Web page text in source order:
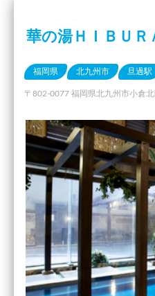
華の湯ＨＩＢＵＲ
福岡県 北九州市 旦過駅
〒802-0077 福岡県北九州市小倉